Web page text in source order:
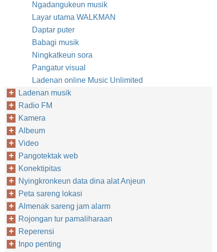
Ngadangukeun musik
Layar utama WALKMAN
Daptar puter
Babagi musik
Ningkatkeun sora
Pangatur visual
Ladenan online Music Unlimited
Ladenan musik
Radio FM
Kamera
Albeum
Video
Pangotektak web
Konektipitas
Nyingkronkeun data dina alat Anjeun
Peta sareng lokasi
Almenak sareng jam alarm
Rojongan tur pamaliharaan
Reperensi
Inpo penting